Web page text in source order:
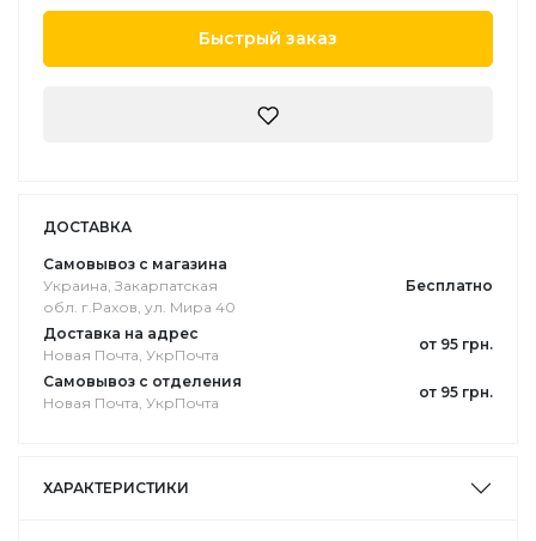
Быстрый заказ
ДОСТАВКА
Самовывоз с магазина
Украина, Закарпатская
обл. г.Pахов, ул. Мира 40
Бесплатно
Доставка на адрес
Новая Почта, УкрПочта
от 95 грн.
Самовывоз с отделения
Новая Почта, УкрПочта
от 95 грн.
ХАРАКТЕРИСТИКИ